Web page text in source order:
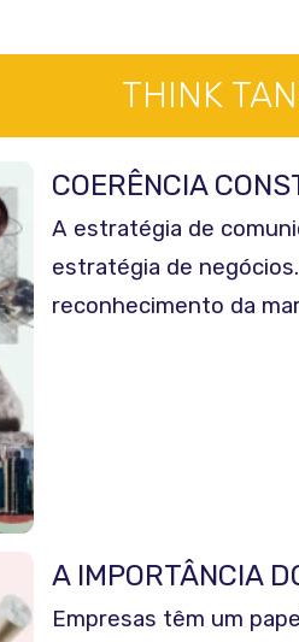
THINK
COERÊNCIA
A estratégia de
estratégia de
reconhecimento da
A IMPORTÂNCIA
Empresas têm um